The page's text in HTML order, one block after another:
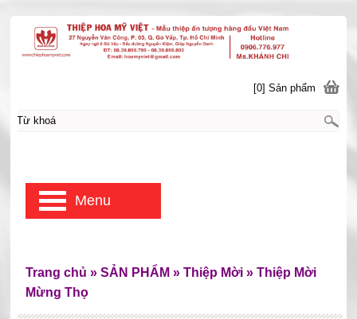
Trang chủ » SẢN PHẨM » Thiệp Mời » Thiệp Mời
Mừng Thọ
[0] Sản phẩm
Menu